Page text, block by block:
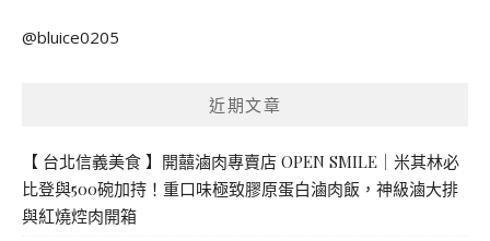
鍵
@bluice0205
近期文章
【 台北信義美食 】開囍滷肉專賣店 OPEN SMILE｜米其林必
比登與500碗加持！重口味極致膠原蛋白滷肉飯，神級滷大排
與紅燒焢肉開箱